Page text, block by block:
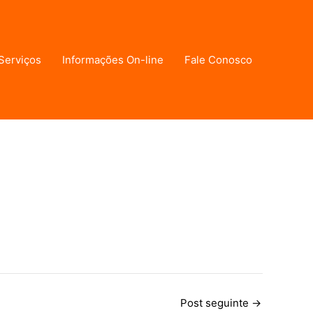
Informações On-line Fale Conosco
Post seguinte →